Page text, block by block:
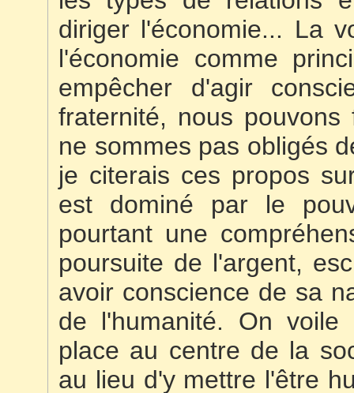
diriger l'économie... La
l'économie comme
empêcher d'agir
fraternité, nous
ne sommes pas obligés
je citerais ces propos
est dominé par le
pourtant une
poursuite de l'argent,
avoir conscience de sa
de l'humanité. On
place au centre de la
au lieu d'y mettre l'être